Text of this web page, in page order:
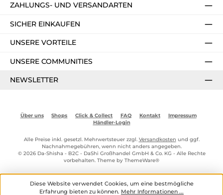
ZAHLUNGS- UND VERSANDARTEN
SICHER EINKAUFEN
UNSERE VORTEILE
UNSERE COMMUNITIES
NEWSLETTER
Über uns Shops Click & Collect FAQ Kontakt
Impressum
Händler-Login
Alle Preise inkl. gesetzl. Mehrwertsteuer zzgl. Versandkosten und ggf.
Nachnahmegebühren, wenn nicht anders angegeben.
© 2026 Da-Shisha - B2C - DaShi Großhandel GmbH & Co. KG - Alle Rechte
vorbehalten. Theme by ThemeWare®
Diese Website verwendet Cookies, um eine bestmögliche
Erfahrung bieten zu können. Mehr Informationen ...